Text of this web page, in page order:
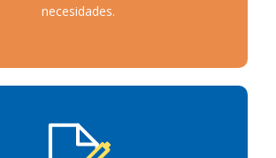
necesidades.